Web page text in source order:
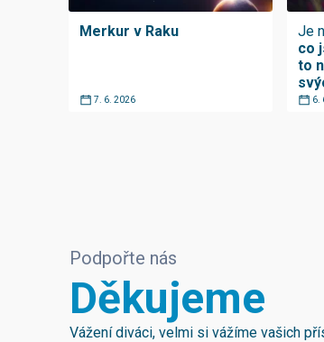
Merkur v Raku
7. 6. 2026
Je
co
to
6.
Podpořte nás
Děkujeme
Vážení diváci, velmi si vážíme vašich